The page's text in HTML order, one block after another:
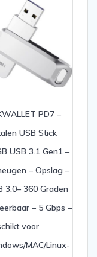
PD7 –
USB Stick
USB 3.1 Gen1 –
– Opslag –
3.0– 360 Graden
– 5 Gbps –
voor
MAC/Linux-